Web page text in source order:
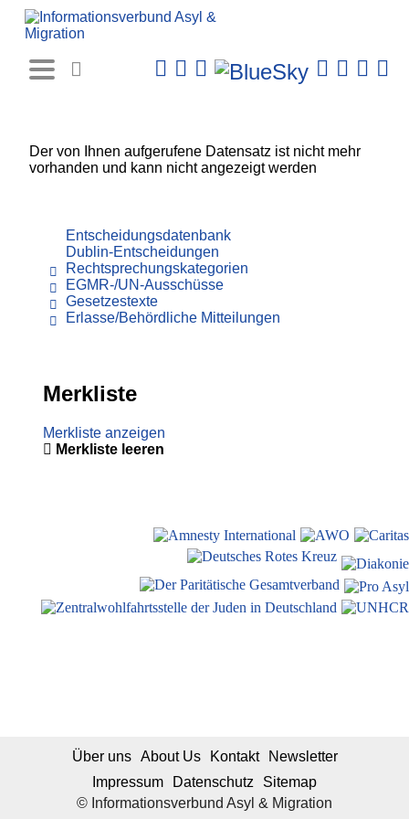
Der von Ihnen aufgerufene Datensatz ist nicht mehr
vorhanden und kann nicht angezeigt werden
Entscheidungsdatenbank
Dublin-Entscheidungen
Rechtsprechungskategorien
EGMR-/UN-Ausschüsse
Gesetzestexte
Erlasse/Behördliche Mitteilungen
Merkliste
Merkliste anzeigen
Merkliste leeren
© Informationsverbund Asyl & Migration
Über uns About Us Kontakt
Newsletter
Impressum
Datenschutz Sitemap